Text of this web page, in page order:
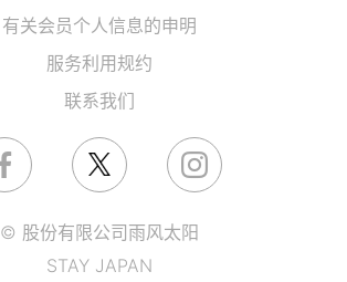
有关会员个人信息的申明
服务利用规约
联系我们
© 股份有限公司雨风太阳
STAY JAPAN